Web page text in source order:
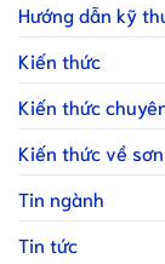
Hướng dẫn kỹ
Kiến thức
Kiến thức
Kiến thức về sơn
Tin ngành
Tin tức